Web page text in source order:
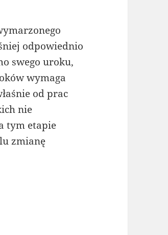
odpowiednio
swego uroku,
wymaga
od prac
nie
tym etapie
zmianę